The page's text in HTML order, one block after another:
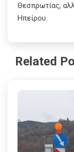
Θεσπρωτίας,
Ηπείρου.
Related